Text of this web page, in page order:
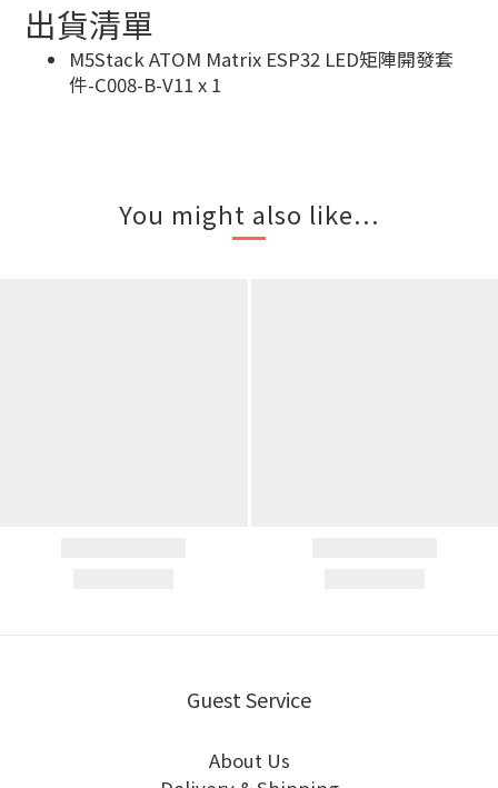
出貨清單
M5Stack ATOM Matrix ESP32 LED矩陣開發套
件-C008-B-V11 x 1
You might also like...
Guest Service
About Us